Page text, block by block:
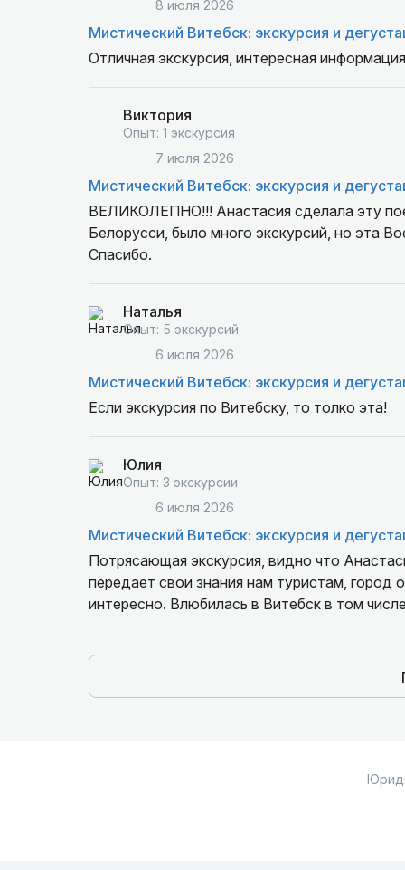
8 июля 2026
Мистический Витебск: экскурсия и
Отличная экскурсия, интересная
Виктория
Опыт: 1 экскурсия
7 июля 2026
Мистический Витебск: экскурсия и
ВЕЛИКОЛЕПНО!!! Анастасия сделала эту
Белорусси, было много экскурсий, но эта
Спасибо.
Наталья
Опыт: 5 экскурсий
6 июля 2026
Мистический Витебск: экскурсия и
Если экскурсия по Витебску, то толко эта!
Юлия
Опыт: 3 экскурсии
6 июля 2026
Мистический Витебск: экскурсия и
Потрясающая экскурсия, видно что
передает свои знания нам туристам, город
интересно. Влюбилась в Витебск в том